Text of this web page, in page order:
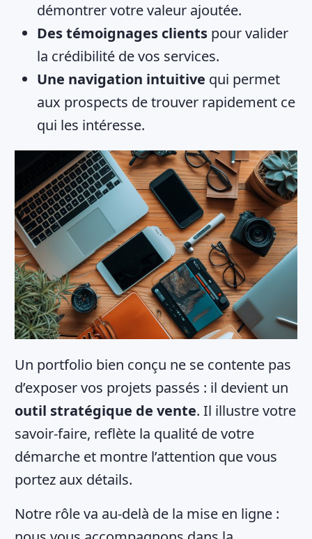
démontrer votre valeur ajoutée.
Des témoignages clients pour valider
la crédibilité de vos services.
Une navigation intuitive qui permet
aux prospects de trouver rapidement ce
qui les intéresse.
Un portfolio bien conçu ne se contente pas
d’exposer vos projets passés : il devient un
outil stratégique de vente. Il illustre votre
savoir-faire, reflète la qualité de votre
démarche et montre l’attention que vous
portez aux détails.
Notre rôle va au-delà de la mise en ligne :